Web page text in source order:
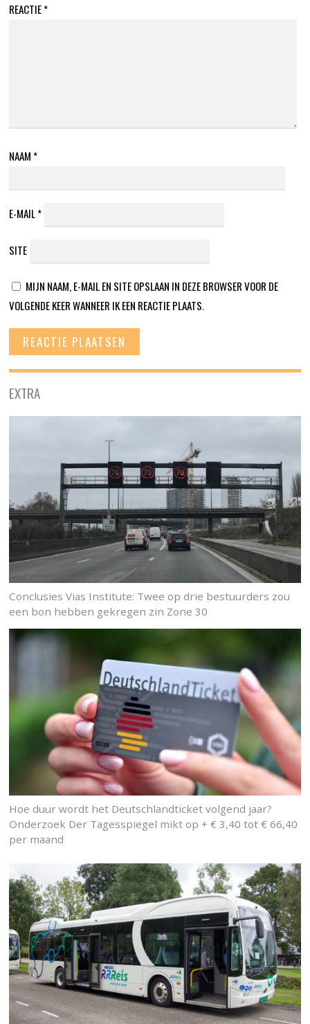
REACTIE*
NAAM *
E-MAIL*
SITE
MIJN NAAM, E-MAIL EN SITE OPSLAAN IN DEZE BROWSER VOOR DE
VOLGENDE KEER WANNEER IK EEN REACTIE PLAATS.
EXTRA
Conclusies Vias Institute: Twee op drie bestuurders zou
een bon hebben gekregen zin Zone 30
Hoe duur wordt het Deutschlandticket volgend jaar?
Onderzoek Der Tagesspiegel mikt op + € 3,40 tot € 66,40
per maand